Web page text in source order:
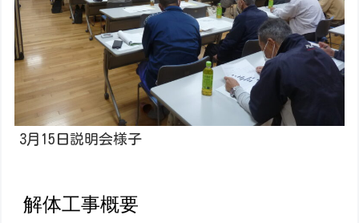
3月15日説明会様子
解体工事概要